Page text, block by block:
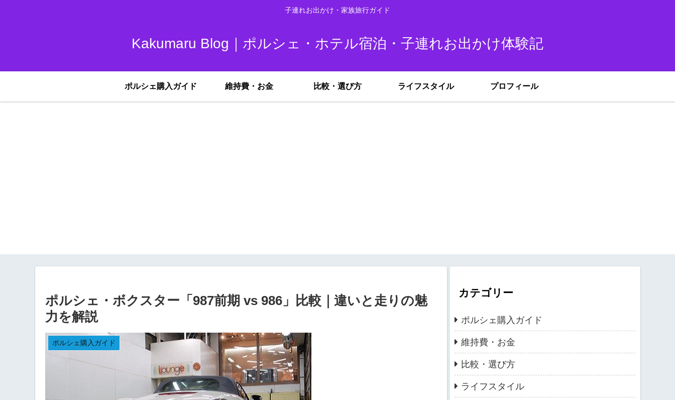
子連れお出かけ・家族旅行ガイド
Kakumaru Blog｜ポルシェ・ホテル宿泊・子連れお出かけ体験記
ポルシェ購入ガイド 維持費・お金 比較・選び方 ライフスタイル プロフィール
ポルシェ・ボクスター「987前期 vs 986」比較｜違いと走りの魅
力を解説
ポルシェ購入ガイド
カテゴリー
ポルシェ購入ガイド
維持費・お金
比較・選び方
ライフスタイル